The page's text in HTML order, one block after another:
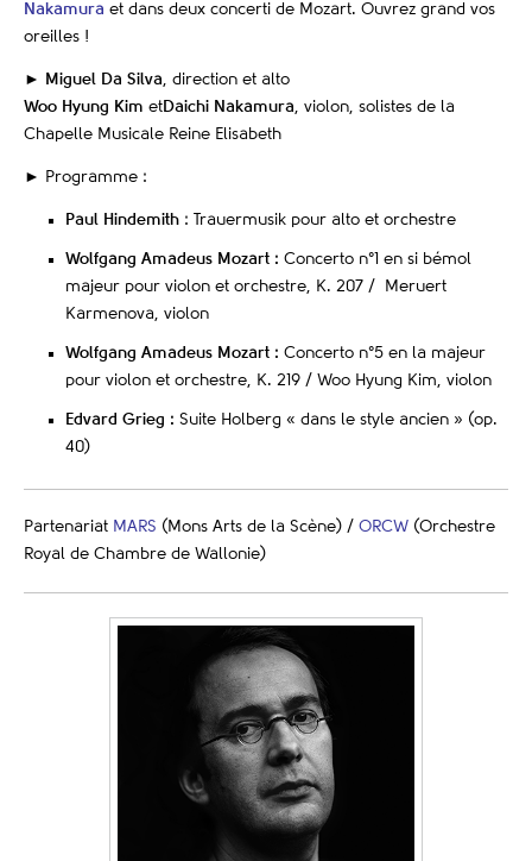
Nakamura et dans deux concerti de Mozart. Ouvrez grand vos
oreilles !
► Miguel Da Silva, direction et alto
Woo Hyung Kim etDaichi Nakamura, violon, solistes de la
Chapelle Musicale Reine Elisabeth
► Programme :
Paul Hindemith : Trauermusik pour alto et orchestre
Wolfgang Amadeus Mozart : Concerto n°1 en si bémol
majeur pour violon et orchestre, K. 207 / Meruert
Karmenova, violon
Wolfgang Amadeus Mozart : Concerto n°5 en la majeur
pour violon et orchestre, K. 219 / Woo Hyung Kim, violon
Edvard Grieg : Suite Holberg « dans le style ancien » (op.
40)
Partenariat MARS (Mons Arts de la Scène) / ORCW (Orchestre
Royal de Chambre de Wallonie)